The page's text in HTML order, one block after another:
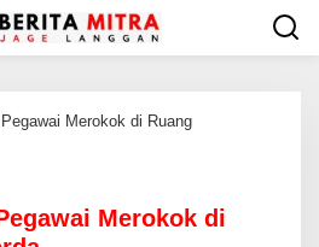
Merokok di Ruang
Merokok di